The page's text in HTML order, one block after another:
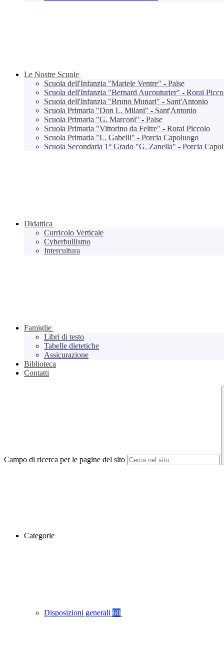
Le Nostre Scuole
Scuola dell'Infanzia "Mariele Ventre" - Palse
Scuola dell'Infanzia "Bernard Aucouturier" - Rorai
Scuola dell'Infanzia "Bruno Munari" - Sant'Antonio
Scuola Primaria "Don L. Milani" - Sant'Antonio
Scuola Primaria "G. Marconi" - Palse
Scuola Primaria "Vittorino da Feltre" - Rorai Piccolo
Scuola Primaria "L. Gabelli" - Porcia Capoluogo
Scuola Secondaria 1° Grado "G. Zanella" - Porcia
Didattica
Curricolo Verticale
Cyberbullismo
Intercultura
Famiglie
Libri di testo
Tabelle dietetiche
Assicurazione
Biblioteca
Contatti
Campo di ricerca per le pagine del sito
Categorie
Disposizioni generali 60